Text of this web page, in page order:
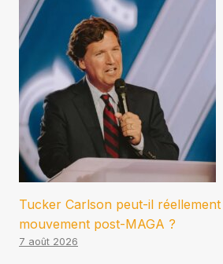
Tucker Carlson peut-il
mouvement post-MAGA ?
7 août 2026